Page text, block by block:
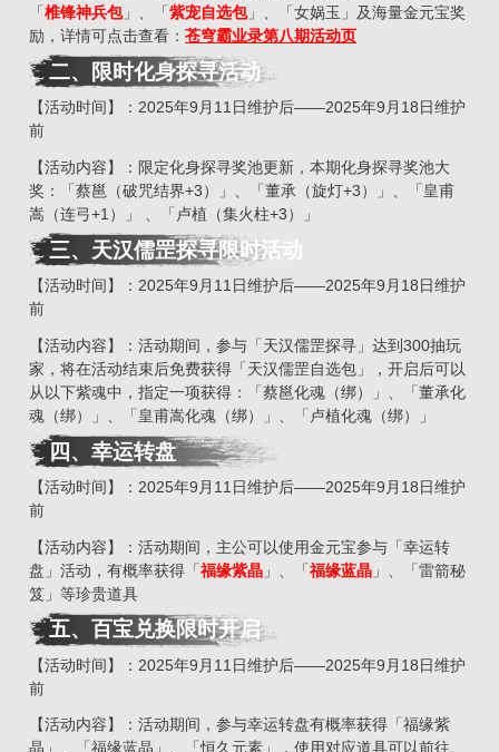
「椎锋神兵包」、「紫宠自选包」、「女娲玉」及海量金元宝奖
励，详情可点击查看：苍穹霸业录第八期活动页
二、限时化身探寻活动
【活动时间】：2025年9月11日维护后——2025年9月18日维护
前
【活动内容】：限定化身探寻奖池更新，本期化身探寻奖池大
奖：「蔡邕（破咒结界+3）」、「董承（旋灯+3）」、「皇甫
嵩（连弓+1）」 、「卢植（集火柱+3）」
三、天汉儒罡探寻限时活动
【活动时间】：2025年9月11日维护后——2025年9月18日维护
前
【活动内容】：活动期间，参与「天汉儒罡探寻」达到300抽玩
家，将在活动结束后免费获得「天汉儒罡自选包」，开启后可以
从以下紫魂中，指定一项获得：「蔡邕化魂（绑）」、「董承化
魂（绑）」、「皇甫嵩化魂（绑）」、「卢植化魂（绑）」
四、幸运转盘
【活动时间】：2025年9月11日维护后——2025年9月18日维护
前
【活动内容】：活动期间，主公可以使用金元宝参与「幸运转
盘」活动，有概率获得「福缘紫晶 」、「福缘蓝晶 」、「雷箭秘
笈」等珍贵道具
五、百宝兑换限时开启
【活动时间】：2025年9月11日维护后——2025年9月18日维护
前
【活动内容】：活动期间，参与幸运转盘有概率获得「福缘紫
晶」、「福缘蓝晶」、「恒久元素」，使用对应道具可以前往